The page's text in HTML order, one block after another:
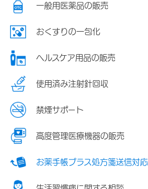
一般用医薬品の販売
おくすりの一包化
ヘルスケア用品の販売
使用済み注射針回収
禁煙サポート
高度管理医療機器の販売
お薬手帳プラス処方箋送信対応